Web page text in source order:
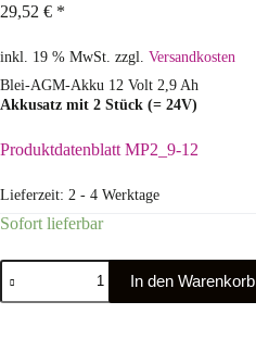
29,52 € *
inkl. 19 % MwSt. zzgl. Versandkosten
Blei-AGM-Akku 12 Volt 2,9 Ah
Akkusatz mit 2 Stück (= 24V)
Produktdatenblatt MP2_9-12
Lieferzeit: 2 - 4 Werktage
Sofort lieferbar
In den Warenkorb